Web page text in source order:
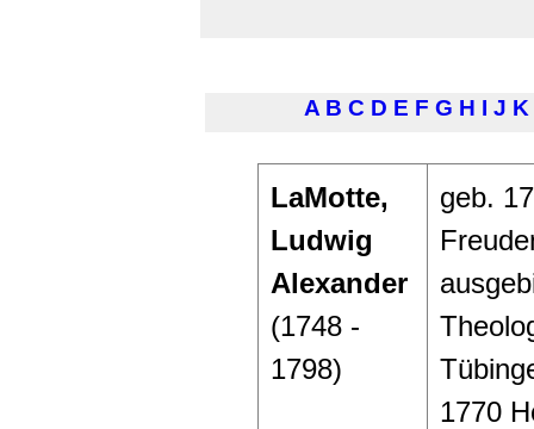
A B C D E F G H I J K
LaMotte,
Ludwig
Alexander
(1748 -
1798)
geb.
1770